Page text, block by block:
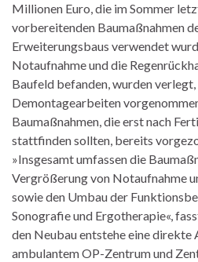
Millionen Euro, die im Sommer
vorbereitenden Baumaßnahmen
Erweiterungsbaus verwendet
Notaufnahme und die
Baufeld befanden, wurden
Demontagearbeiten
Baumaßnahmen, die erst nach
stattfinden sollten, bereits
»Insgesamt umfassen die
Vergrößerung von Notaufnahme
sowie den Umbau der
Sonografie und Ergotherapie«,
den Neubau entstehe eine direkte
ambulantem OP-Zentrum und